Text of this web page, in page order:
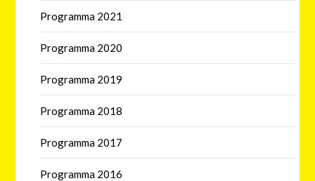
Programma 2021
Programma 2020
Programma 2019
Programma 2018
Programma 2017
Programma 2016